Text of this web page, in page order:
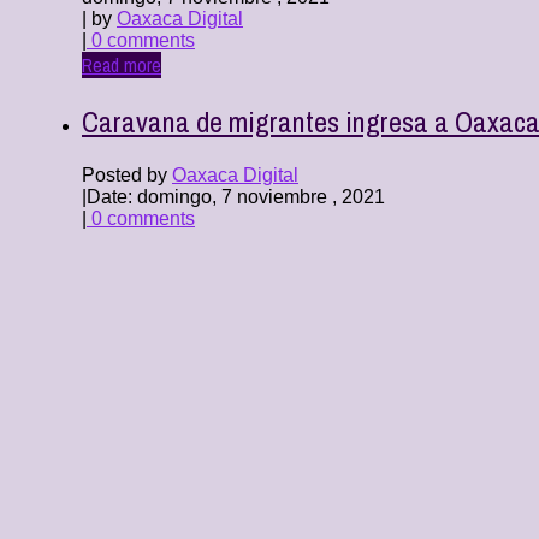
| by Oaxaca Digital
0 comments
Read more
Caravana de migrantes ingresa a Oaxaca
Posted by Oaxaca Digital
Date: domingo, 7 noviembre , 2021
0 comments